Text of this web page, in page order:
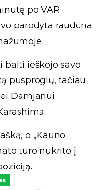
po VAR
parodyta raudona
balti ieškojo savo
pusprogių, tačiau
Damjanui
o „Kauno
turo nukrito į